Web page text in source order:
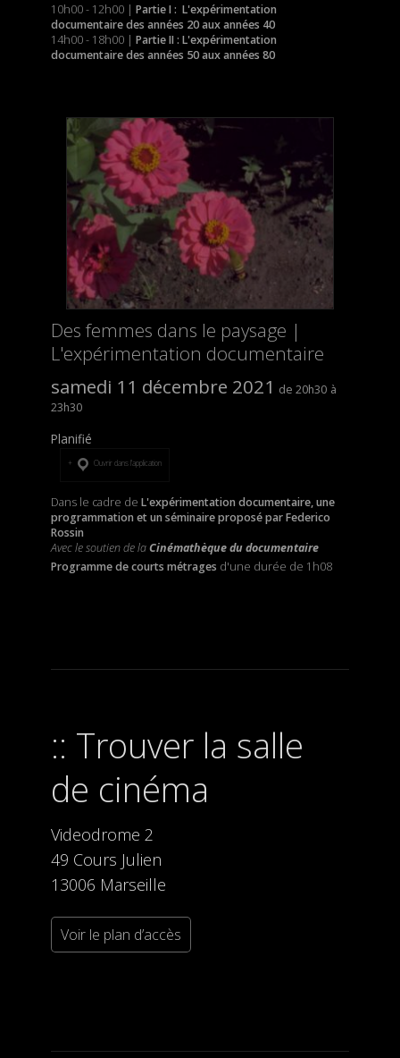
10h00 - 12h00 | Partie I : L'expérimentation
documentaire des années 20 aux années 40
14h00 - 18h00 | Partie II: L'expérimentation
documentaire des années 50 aux années 80
Des femmes dans le paysage |
L'expérimentation documentaire
samedi 11 décembre 2021
20h30
23h30
Planifié
Ouvrir dans l’application
Dans le cadre de L'expérimentation documentaire, une
programmation et un séminaire proposé par Federico
Rossin
Avec le soutien de laCinémathèque du documentaire
Programme de courts métrages d'une durée de 1h08
Trouver la salle
de cinéma
Videodrome 2
49 Cours Julien
13006 Marseille
Voir le plan d’accès